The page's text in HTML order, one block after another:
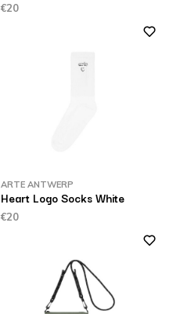
€20
ARTE ANTWERP
Heart Logo Socks White
€20